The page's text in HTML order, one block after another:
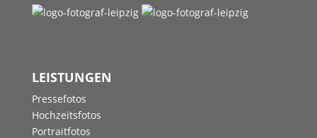
LEISTUNGEN
Pressefotos
Hochzeitsfotos
Portraitfotos